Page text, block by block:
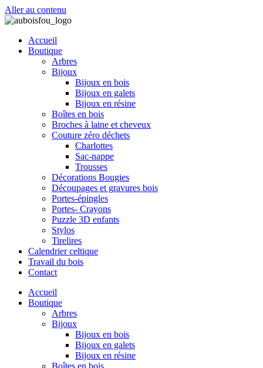
Aller au contenu
Accueil
Boutique
Arbres
Bijoux
Bijoux en bois
Bijoux en galets
Bijoux en résine
Boîtes en bois
Broches à laine et cheveux
Couture zéro déchets
Charlottes
Sac-nappe
Trousses
Décorations Bougies
Découpages et gravures bois
Portes-épingles
Portes- Crayons
Puzzle 3D enfants
Stylos
Tirelires
Calendrier celtique
Travail du bois
Contact
Accueil
Boutique
Arbres
Bijoux
Bijoux en bois
Bijoux en galets
Bijoux en résine
Boîtes en bois